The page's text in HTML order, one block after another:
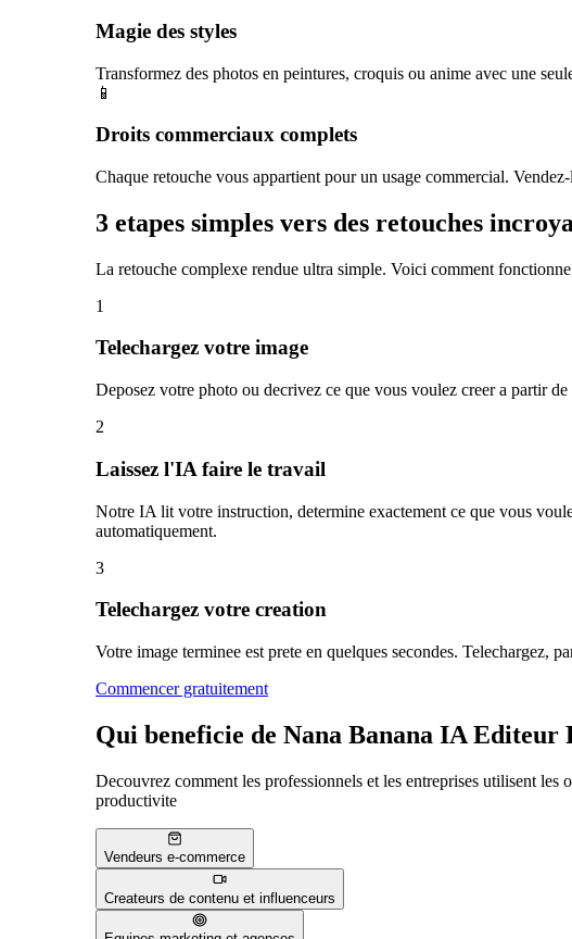
Magie des styles
Transformez des photos en peintures, croquis ou anime avec une
📱
Droits commerciaux complets
Chaque retouche vous appartient pour un usage commercial.
3 etapes simples vers des retouches
La retouche complexe rendue ultra simple. Voici comment
1
Telechargez votre image
Deposez votre photo ou decrivez ce que vous voulez creer a partir
2
Laissez l'IA faire le travail
Notre IA lit votre instruction, determine exactement ce que vous
automatiquement.
3
Telechargez votre creation
Votre image terminee est prete en quelques secondes. Telechargez,
Commencer gratuitement
Qui beneficie de Nana Banana IA Editeur
Decouvrez comment les professionnels et les entreprises utilisent
productivite
Vendeurs e-commerce
Createurs de contenu et influenceurs